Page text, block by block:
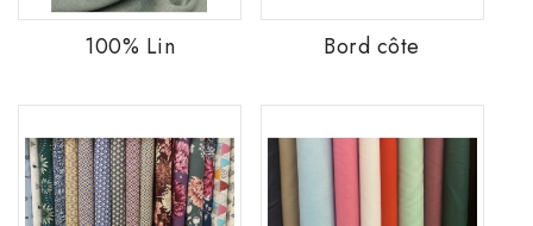
100% Lin Bord côte